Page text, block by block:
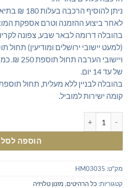
ניתן להוסיף
לאחר ביצוע ההזמנה וטרם אספקת
ויישובי
של עד 14 יום.
קומה ישירות למוביל.
הוספה לסל
מק"ט: HM03035
קטגוריות: כל הרהיטים, מזנון טלויזיה